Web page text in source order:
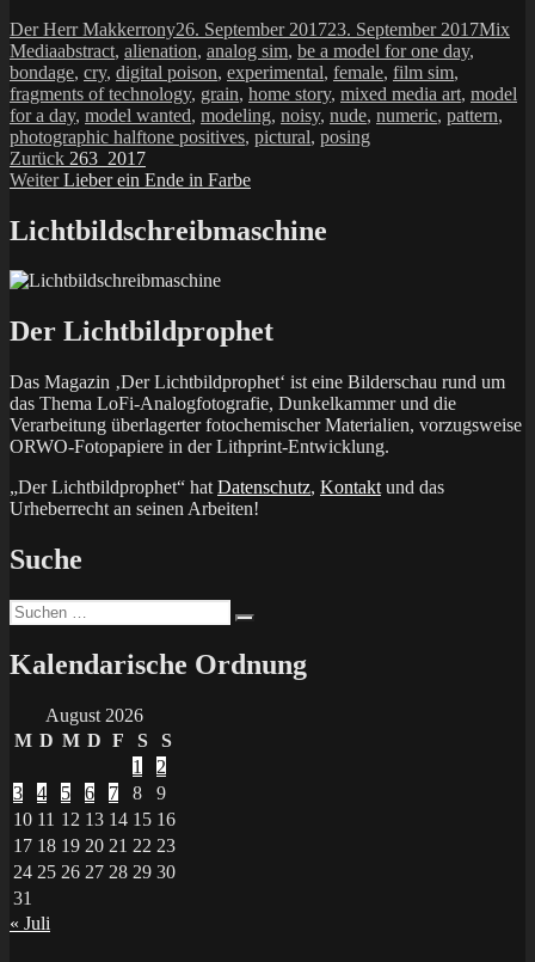
Autor
Der Herr MakkerronyVeröffentlicht
am
26. September 201723. September 2017Mix
MediaSchlagwörter
abstract, alienation, analog sim, be a model for one day,
bondage, cry, digital poison, experimental, female, film sim,
fragments of technology, grain, home story, mixed media art, model
for a day, model wanted, modeling, noisy, nude, numeric, pattern,
photographic halftone positives, pictural, posing
Beitragsnavigation
Zurück Vorheriger
Beitrag:
263_2017
Weiter Nächster
Lieber ein Ende in Farbe
Lichtbildschreibmaschine
Der Lichtbildprophet
Das Magazin ‚Der Lichtbildprophet‘ ist eine Bilderschau rund um
das Thema LoFi-Analogfotografie, Dunkelkammer und die
Verarbeitung überlagerter fotochemischer Materialien, vorzugsweise
ORWO-Fotopapiere in der Lithprint-Entwicklung.
„Der Lichtbildprophet“ hat Datenschutz, Kontakt und das
Urheberrecht an seinen Arbeiten!
Suche
Suchen
nach:
Kalendarische Ordnung
August 2026
M D M D F S
S
1
2
3
4 5 6 7 8
9
10 11 12 13 14 15 16
17 18 19 20 21 22 23
24 25 26 27 28 29 30
31
« Juli